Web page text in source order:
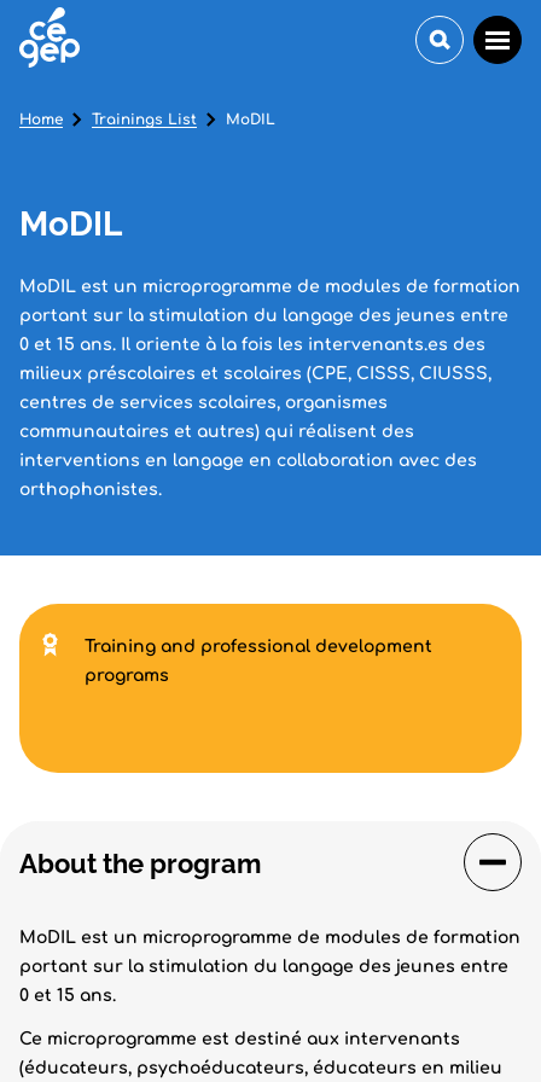
MoDIL
MoDIL est un microprogramme de modules de formation
portant sur la stimulation du langage des jeunes entre
0 et 15 ans. Il oriente à la fois les intervenants.es des
milieux préscolaires et scolaires (CPE, CISSS, CIUSSS,
centres de services scolaires, organismes
communautaires et autres) qui réalisent des
interventions en langage en collaboration avec des
orthophonistes.
Home Trainings List MoDIL
About the program
MoDIL est un microprogramme de modules de formation
portant sur la stimulation du langage des jeunes entre
0 et 15 ans.
Ce microprogramme est destiné aux intervenants
(éducateurs, psychoéducateurs, éducateurs en milieu
Training and professional development
programs